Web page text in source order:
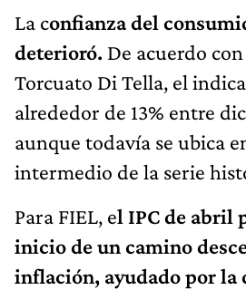
La confianza del
deterioró. De acuerdo
Torcuato Di Tella, el
alrededor de 13% entre
aunque todavía se ubica
intermedio de la serie
Para FIEL, el IPC de abril
inicio de un camino
inflación, ayudado por la